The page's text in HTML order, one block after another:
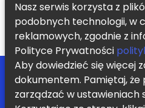
POMOC
BLOG
KONTAKT
Nasz serwis korzysta z
podobnych technologii, w
reklamowych, zgodnie z
Polityce Prywatności
Aby dowiedzieć się więcej
dokumentem. Pamiętaj, że
zarządzać w ustawieniach